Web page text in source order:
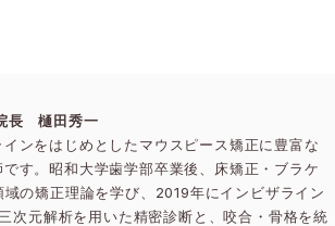
長 樋田秀一
ンをはじめとしたマウスピース矯正に豊富な
す。昭和大学歯学部卒業後、床矯正・ブラケ
の矯正理論を学び、2019年にインビザライン
次元解析を用いた精密診断と、咬合・骨格を統